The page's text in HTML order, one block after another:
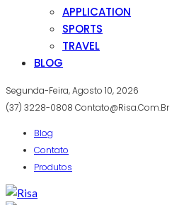
APPLICATION
SPORTS
TRAVEL
BLOG
Segunda-Feira, Agosto 10, 2026
(37) 3228-0808 Contato@risa.com.br
Blog
Contato
Produtos